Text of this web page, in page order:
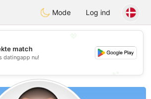
ahebik
Mode Log ind
💕
match
datingapp nu!